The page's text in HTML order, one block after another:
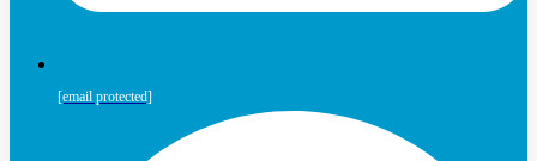
[email protected]